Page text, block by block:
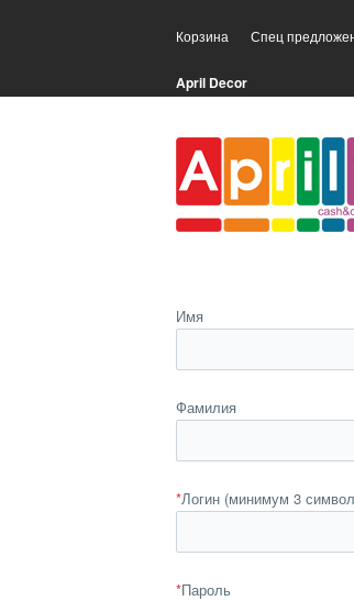
Корзина Спец
April Decor
Имя
Фамилия
*Логин (минимум 3
*Пароль